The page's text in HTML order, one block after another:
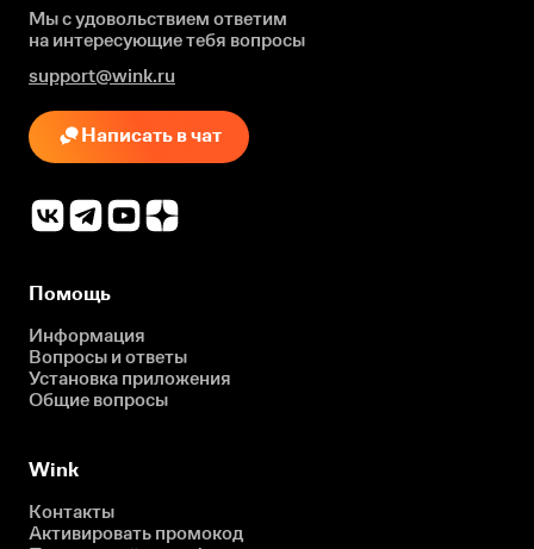
Мы с удовольствием ответим
на интересующиетебя вопросы
support@wink.ru
Написать в чат
Помощь
Информация
Вопросы и ответы
Установка приложения
Общие вопросы
Wink
Контакты
Активировать промокод